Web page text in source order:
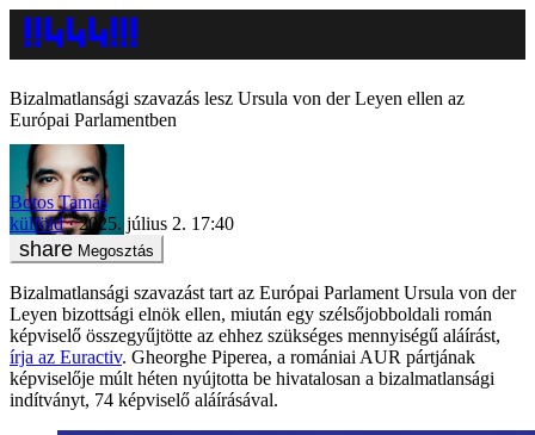
Bizalmatlansági szavazás lesz Ursula von der Leyen ellen az
Európai Parlamentben
Botos Tamás
külföld
2025. július 2. 17:40
Megosztás
Bizalmatlansági szavazást tart az Európai Parlament Ursula von der
Leyen bizottsági elnök ellen, miután egy szélsőjobboldali román
képviselő összegyűjtötte az ehhez szükséges mennyiségű aláírást,
írja az Euractiv. Gheorghe Piperea, a romániai AUR pártjának
képviselője múlt héten nyújtotta be hivatalosan a bizalmatlansági
indítványt, 74 képviselő aláírásával.